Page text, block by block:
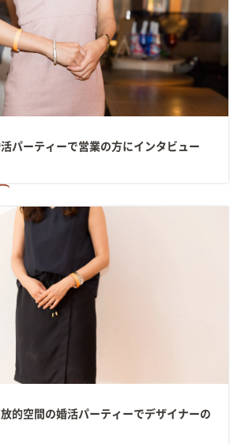
パーティーで営業の方にインタビュー
的空間の婚活パーティーでデザイナーの